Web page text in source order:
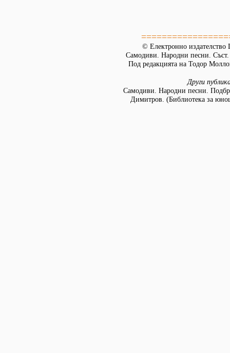
© Електронно издателство
Самодиви. Народни песни.
Под редакцията на Тодор
Други
Самодиви. Народни песни.
Димитров. (Библиотека за